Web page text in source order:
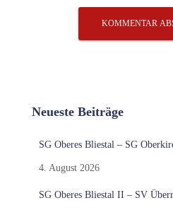
Neueste Beiträge
SG Oberes Bliestal – SG
4. August 2026
SG Oberes Bliestal II – SV